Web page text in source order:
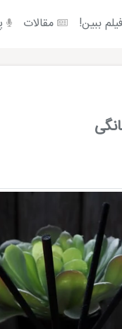
فیلم ببین! مقالات